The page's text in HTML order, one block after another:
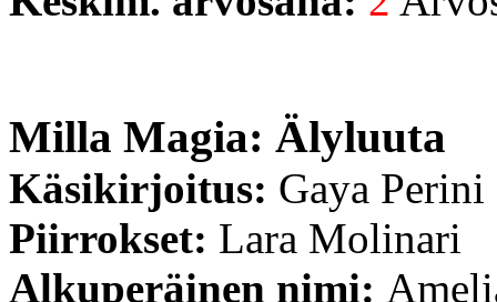
Milla Magia: Älyluuta
Käsikirjoitus: Gaya Perini
Piirrokset: Lara Molinari
Alkuperäinen nimi: